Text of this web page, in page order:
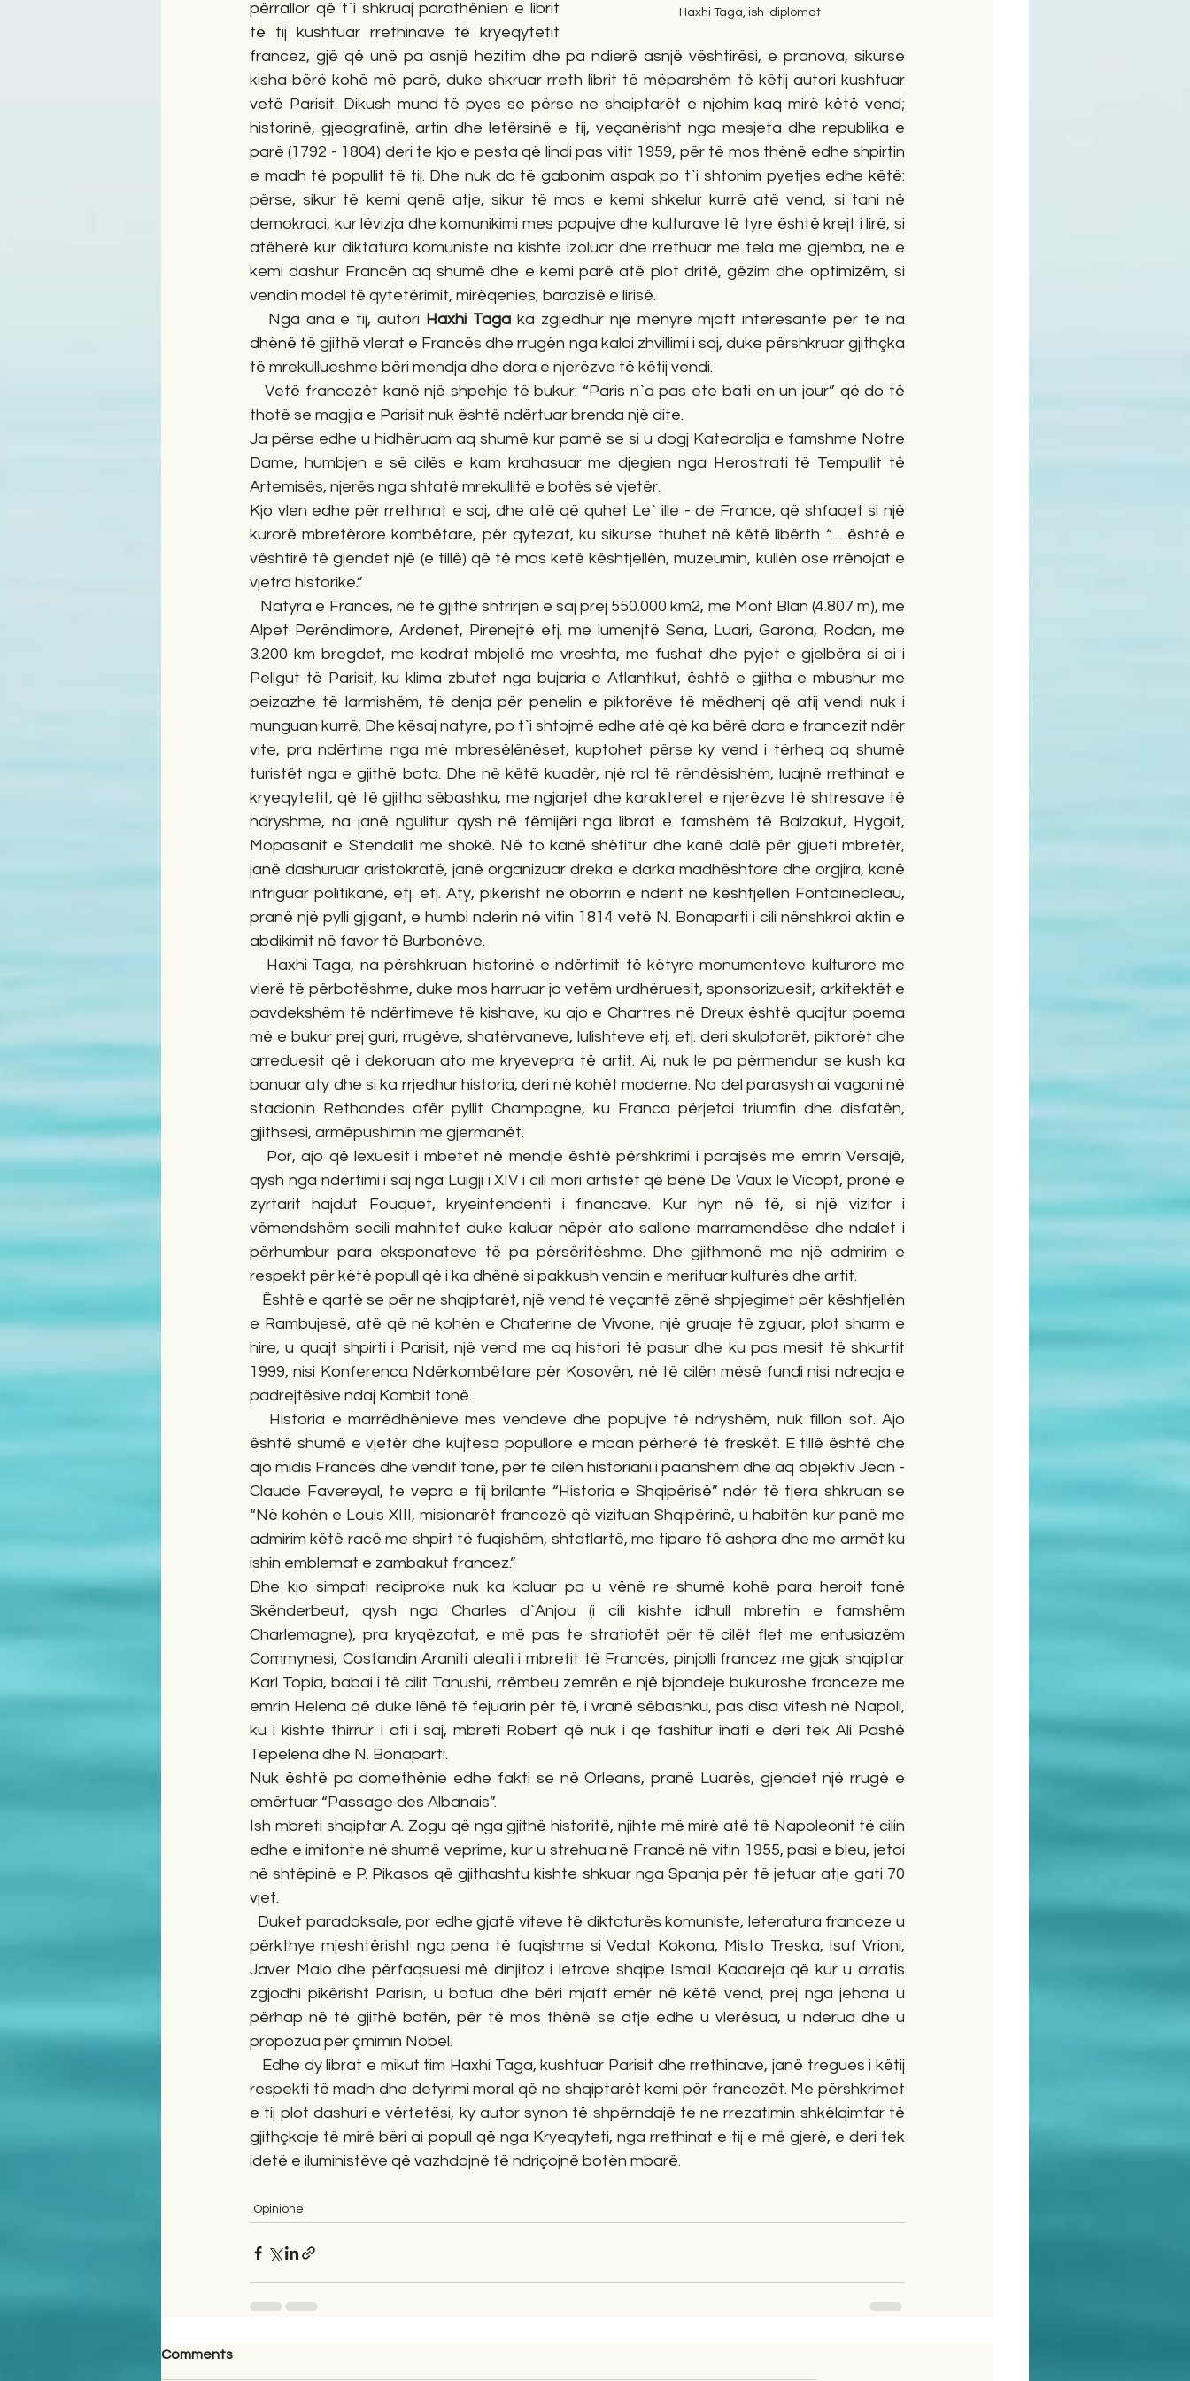
Haxhi Taga, ish-diplomat
përrallor që t`i shkruaj parathënien e librit
të tij kushtuar rrethinave të kryeqytetit
francez, gjë që unë pa asnjë hezitim dhe pa ndierë asnjë vështirësi, e pranova, sikurse
kisha bërë kohë më parë, duke shkruar rreth librit të mëparshëm të këtij autori kushtuar
vetë Parisit. Dikush mund të pyes se përse ne shqiptarët e njohim kaq mirë këtë vend;
historinë, gjeografinë, artin dhe letërsinë e tij, veçanërisht nga mesjeta dhe republika e
parë (1792 - 1804) deri te kjo e pesta që lindi pas vitit 1959, për të mos thënë edhe shpirtin
e madh të popullit të tij. Dhe nuk do të gabonim aspak po t`i shtonim pyetjes edhe këtë:
përse, sikur të kemi qenë atje, sikur të mos e kemi shkelur kurrë atë vend, si tani në
demokraci, kur lëvizja dhe komunikimi mes popujve dhe kulturave të tyre është krejt i lirë, si
atëherë kur diktatura komuniste na kishte izoluar dhe rrethuar me tela me gjemba, ne e
kemi dashur Francën aq shumë dhe e kemi parë atë plot dritë, gëzim dhe optimizëm, si
vendin model të qytetërimit, mirëqenies, barazisë e lirisë.
   Nga ana e tij, autori
Haxhi Taga ka zgjedhur një mënyrë mjaft interesante për të na
dhënë të gjithë vlerat e Francës dhe rrugën nga kaloi zhvillimi i saj, duke përshkruar gjithçka
të mrekullueshme bëri mendja dhe dora e njerëzve të këtij vendi.
   Vetë francezët kanë një shpehje të bukur: “Paris n`a pas ete bati en un jour” që do të
thotë se magjia e Parisit nuk është ndërtuar brenda një dite.
Ja përse edhe u hidhëruam aq shumë kur pamë se si u dogj Katedralja e famshme Notre
Dame, humbjen e së cilës e kam krahasuar me djegien nga Herostrati të Tempullit të
Artemisës, njerës nga shtatë mrekullitë e botës së vjetër.
Kjo vlen edhe për rrethinat e saj, dhe atë që quhet Le` ille - de France, që shfaqet si një
kurorë mbretërore kombëtare, për qytezat, ku sikurse thuhet në këtë libërth “… është e
vështirë të gjendet një (e tillë) që të mos ketë kështjellën, muzeumin, kullën ose rrënojat e
vjetra historike.”
Alpet Perëndimore, Ardenet, Pirenejtë etj. me lumenjtë Sena, Luari, Garona, Rodan, me
3.200 km bregdet, me kodrat mbjellë me vreshta, me fushat dhe pyjet e gjelbëra si ai i
Pellgut të Parisit, ku klima zbutet nga bujaria e Atlantikut, është e gjitha e mbushur me
peizazhe të larmishëm, të denja për penelin e piktorëve të mëdhenj që atij vendi nuk i
munguan kurrë. Dhe kësaj natyre, po t`i shtojmë edhe atë që ka bërë dora e francezit ndër
vite, pra ndërtime nga më mbresëlënëset, kuptohet përse ky vend i tërheq aq shumë
turistët nga e gjithë bota. Dhe në këtë kuadër, një rol të rëndësishëm, luajnë rrethinat e
kryeqytetit, që të gjitha sëbashku, me ngjarjet dhe karakteret e njerëzve të shtresave të
ndryshme, na janë ngulitur qysh në fëmijëri nga librat e famshëm të Balzakut, Hygoit,
Mopasanit e Stendalit me shokë. Në to kanë shëtitur dhe kanë dalë për gjueti mbretër,
janë dashuruar aristokratë, janë organizuar dreka e darka madhështore dhe orgjira, kanë
intriguar politikanë, etj. etj. Aty, pikërisht në oborrin e nderit në kështjellën Fontainebleau,
pranë një pylli gjigant, e humbi nderin në vitin 1814 vetë N. Bonaparti i cili nënshkroi aktin e
abdikimit në favor të Burbonëve.
vlerë të përbotëshme, duke mos harruar jo vetëm urdhëruesit, sponsorizuesit, arkitektët e
pavdekshëm të ndërtimeve të kishave, ku ajo e Chartres në Dreux është quajtur poema
më e bukur prej guri, rrugëve, shatërvaneve, lulishteve etj. etj. deri skulptorët, piktorët dhe
arreduesit që i dekoruan ato me kryevepra të artit. Ai, nuk le pa përmendur se kush ka
banuar aty dhe si ka rrjedhur historia, deri në kohët moderne. Na del parasysh ai vagoni në
stacionin Rethondes afër pyllit Champagne, ku Franca përjetoi triumfin dhe disfatën,
gjithsesi, armëpushimin me gjermanët.
qysh nga ndërtimi i saj nga Luigji i XIV i cili mori artistët që bënë De Vaux le Vicopt, pronë e
zyrtarit hajdut Fouquet, kryeintendenti i financave. Kur hyn në të, si një vizitor i
vëmendshëm secili mahnitet duke kaluar nëpër ato sallone marramendëse dhe ndalet i
përhumbur para eksponateve të pa përsëritëshme. Dhe gjithmonë me një admirim e
respekt për këtë popull që i ka dhënë si pakkush vendin e merituar kulturës dhe artit.
e Rambujesë, atë që në kohën e Chaterine de Vivone, një gruaje të zgjuar, plot sharm e
hire, u quajt shpirti i Parisit, një vend me aq histori të pasur dhe ku pas mesit të shkurtit
1999, nisi Konferenca Ndërkombëtare për Kosovën, në të cilën mësë fundi nisi ndreqja e
padrejtësive ndaj Kombit tonë.
është shumë e vjetër dhe kujtesa popullore e mban përherë të freskët. E tillë është dhe
ajo midis Francës dhe vendit tonë, për të cilën historiani i paanshëm dhe aq objektiv Jean -
Claude Favereyal, te vepra e tij brilante “Historia e Shqipërisë” ndër të tjera shkruan se
“Në kohën e Louis XIII, misionarët francezë që vizituan Shqipërinë, u habitën kur panë me
admirim këtë racë me shpirt të fuqishëm, shtatlartë, me tipare të ashpra dhe me armët ku
ishin emblemat e zambakut francez.”
Dhe kjo simpati reciproke nuk ka kaluar pa u vënë re shumë kohë para heroit tonë
Skënderbeut, qysh nga Charles d`Anjou (i cili kishte idhull mbretin e famshëm
Charlemagne), pra kryqëzatat, e më pas te stratiotët për të cilët flet me entusiazëm
Commynesi, Costandin Araniti aleati i mbretit të Francës, pinjolli francez me gjak shqiptar
Karl Topia, babai i të cilit Tanushi, rrëmbeu zemrën e një bjondeje bukuroshe franceze me
emrin Helena që duke lënë të fejuarin për të, i vranë sëbashku, pas disa vitesh në Napoli,
ku i kishte thirrur i ati i saj, mbreti Robert që nuk i qe fashitur inati e deri tek Ali Pashë
Tepelena dhe N. Bonaparti.
Nuk është pa domethënie edhe fakti se në Orleans, pranë Luarës, gjendet një rrugë e
emërtuar “Passage des Albanais”.
Ish mbreti shqiptar A. Zogu që nga gjithë historitë, njihte më mirë atë të Napoleonit të cilin
edhe e imitonte në shumë veprime, kur u strehua në Francë në vitin 1955, pasi e bleu, jetoi
në shtëpinë e P. Pikasos që gjithashtu kishte shkuar nga Spanja për të jetuar atje gati 70
vjet.
përkthye mjeshtërisht nga pena të fuqishme si Vedat Kokona, Misto Treska, Isuf Vrioni,
Javer Malo dhe përfaqsuesi më dinjitoz i letrave shqipe Ismail Kadareja që kur u arratis
zgjodhi pikërisht Parisin, u botua dhe bëri mjaft emër në këtë vend, prej nga jehona u
përhap në të gjithë botën, për të mos thënë se atje edhe u vlerësua, u nderua dhe u
propozua për çmimin Nobel.
respekti të madh dhe detyrimi moral që ne shqiptarët kemi për francezët. Me përshkrimet
e tij plot dashuri e vërtetësi, ky autor synon të shpërndajë te ne rrezatimin shkëlqimtar të
gjithçkaje të mirë bëri ai popull që nga Kryeqyteti, nga rrethinat e tij e më gjerë, e deri tek
idetë e iluministëve që vazhdojnë të ndriçojnë botën mbarë.
Opinione
Comments